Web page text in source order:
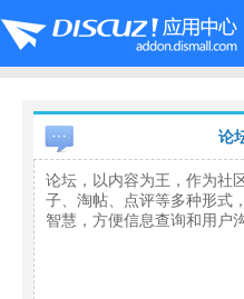
论
论坛，以内容为王，作为社
子、淘帖、点评等多种形式
智慧，方便信息查询和用户